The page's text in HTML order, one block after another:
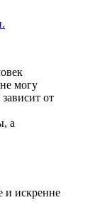
могу
от
а
и искренне